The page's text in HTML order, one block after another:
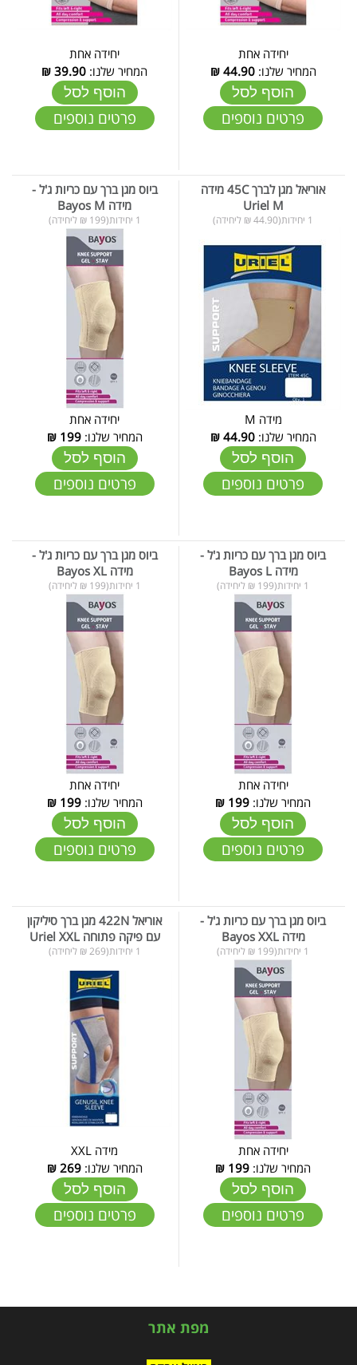
יחידה אחת
המחיר שלנו:44.90
₪
הוסף לסל
פרטים נוספים
יחידה אחת
המחיר שלנו: 39.90
₪
הוסף לסל
פרטים נוספים
אוריאל מגן לברך 45C מידה
Uriel M
1 יחידות(44.90 ₪ ליחידה)
מידה M
המחיר שלנו:44.90
₪
הוסף לסל
פרטים נוספים
ביוס מגן ברך עם כריות ג'ל -
מידה Bayos M
1 יחידות(199 ₪ ליחידה)
יחידה אחת
המחיר שלנו:199
₪
הוסף לסל
פרטים נוספים
ביוס מגן ברך עם כריות ג'ל -
מידה Bayos L
1 יחידות(199 ₪ ליחידה)
יחידה אחת
המחיר שלנו: 199
₪
הוסף לסל
פרטים נוספים
ביוס מגן ברך עם כריות ג'ל -
מידה Bayos XL
1 יחידות(199 ₪ ליחידה)
יחידה אחת
המחיר שלנו:199
₪
הוסף לסל
פרטים נוספים
ביוס מגן ברך עם כריות ג'ל -
מידה Bayos XXL
1 יחידות(199 ₪ ליחידה)
יחידה אחת
המחיר שלנו: 199
₪
הוסף לסל
פרטים נוספים
אוריאל 422N מגן ברך סיליקון
עם פיקה פתוחה Uriel XXL
1 יחידות(269 ₪ ליחידה)
מידה XXL
המחיר שלנו:269
₪
הוסף לסל
פרטים נוספים
מפת אתר